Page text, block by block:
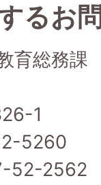
るお
育総務課
1
5260
52-2562